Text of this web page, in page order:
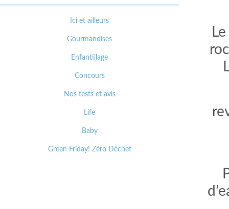
Ici et ailleurs
Gourmandises
Enfantillage
Concours
Nos tests et avis
Life
Baby
Green Friday! Zéro Déchet